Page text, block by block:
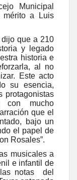
Municipal
mérito a Luis
que a 210
y legado
historia e
al no
Este acto
su esencia,
protagonistas
mucho
que el
bajo un
el papel de
Rosales”.
musicales a
e infantil de
las notas del